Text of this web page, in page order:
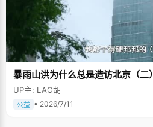
暴雨山洪为什么总是造访北京（二）
UP主: LAO胡
公益 • 2026/7/11